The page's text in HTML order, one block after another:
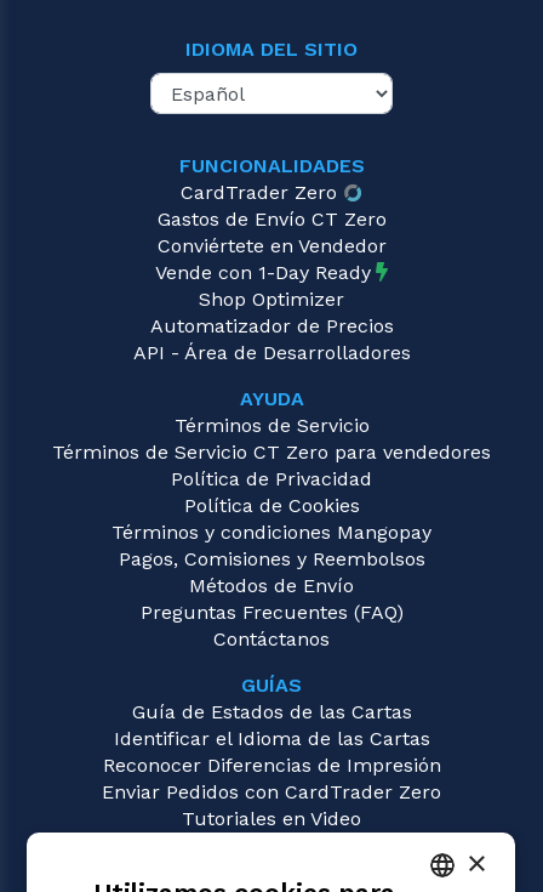
IDIOMA DEL SITIO
FUNCIONALIDADES
CardTrader Zero
Gastos de Envío CT Zero
Conviértete en Vendedor
Vende con 1-Day Ready
Shop Optimizer
Automatizador de Precios
API - Área de Desarrolladores
AYUDA
Términos de Servicio
Términos de Servicio CT Zero para vendedores
Política de Privacidad
Política de Cookies
Términos y condiciones Mangopay
Pagos, Comisiones y Reembolsos
Métodos de Envío
Preguntas Frecuentes (FAQ)
Contáctanos
GUÍAS
Guía de Estados de las Cartas
Identificar el Idioma de las Cartas
Reconocer Diferencias de Impresión
Enviar Pedidos con CardTrader Zero
Tutoriales en Video
×